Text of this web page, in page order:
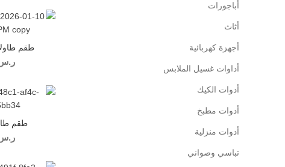
أباجورات
أثاث
أجهزة كهربائية
أداوات غسيل الملابس
أدوات الكيك
أدوات مطبخ
أدوات منزلية
تباسي وصواني
طقم
طقم